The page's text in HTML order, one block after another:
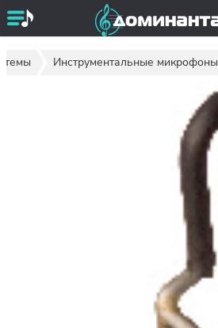
Инструментальные микрофоны